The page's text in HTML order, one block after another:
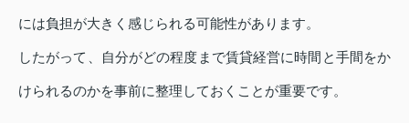
には負担が大きく感じられる可能性があります。
したがって、自分がどの程度まで賃貸経営に時間と手間をか
けられるのかを事前に整理しておくことが重要です。